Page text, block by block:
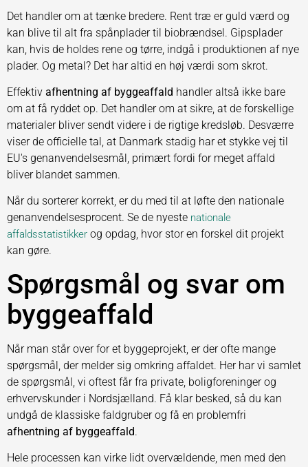
Det handler om at tænke bredere. Rent træ er guld værd og
kan blive til alt fra spånplader til biobrændsel. Gipsplader
kan, hvis de holdes rene og tørre, indgå i produktionen af nye
plader. Og metal? Det har altid en høj værdi som skrot.
Effektiv afhentning af byggeaffald handler altså ikke bare
om at få ryddet op. Det handler om at sikre, at de forskellige
materialer bliver sendt videre i de rigtige kredsløb. Desværre
viser de officielle tal, at Danmark stadig har et stykke vej til
EU's genanvendelsesmål, primært fordi for meget affald
bliver blandet sammen.
Når du sorterer korrekt, er du med til at løfte den nationale
genanvendelsesprocent. Se de nyeste nationale
affaldsstatistikker og opdag, hvor stor en forskel dit projekt
kan gøre.
Spørgsmål og svar om
byggeaffald
Når man står over for et byggeprojekt, er der ofte mange
spørgsmål, der melder sig omkring affaldet. Her har vi samlet
de spørgsmål, vi oftest får fra private, boligforeninger og
erhvervskunder i Nordsjælland. Få klar besked, så du kan
undgå de klassiske faldgruber og få en problemfri
afhentning af byggeaffald.
Hele processen kan virke lidt overvældende, men med den